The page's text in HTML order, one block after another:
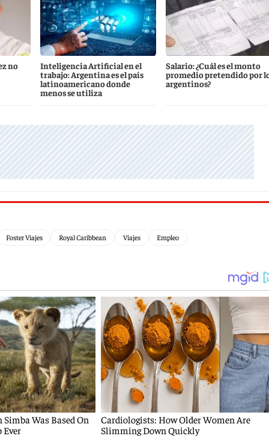
no
Inteligencia Artificial en el
trabajo: Argentina es el país
latinoamericano donde
menos se utiliza
Salario: ¿Cuál es el monto
promedio pretendido por
argentinos?
Foster Viajes Royal Caribbean Viajes Empleo